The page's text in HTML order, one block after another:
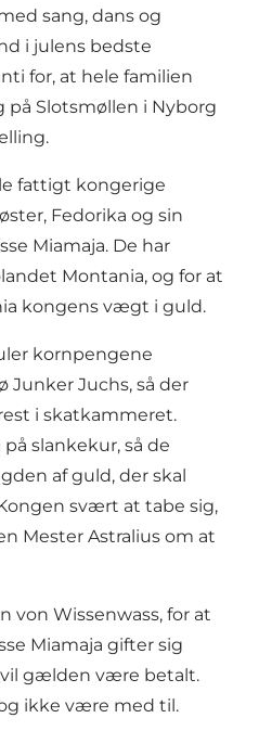
sang, dans og
i julens bedste
for, at hele familien
Slotsmøllen i Nyborg
fattigt kongerige
Fedorika og sin
Miamaja. De har
Montania, og for at
kongens vægt i guld.
kornpengene
Junker Juchs, så der
i skatkammeret.
slankekur, så de
af guld, der skal
svært at tabe sig,
Mester Astralius om at
von Wissenwass, for at
Miamaja gifter sig
vil gælden være betalt.
ikke være med til.